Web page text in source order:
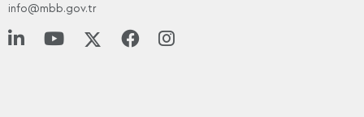
info@mbb.gov.tr